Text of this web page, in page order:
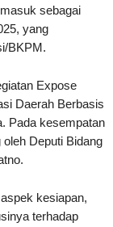
sebagai
yang
BKPM.
Expose
Daerah Berbasis
Pada kesempatan
Deputi Bidang
kesiapan,
terhadap